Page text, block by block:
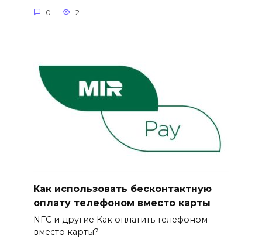
0 2
Как использовать бесконтактную
оплату телефоном вместо карты
NFC и другие Как оплатить телефоном
вместо карты?